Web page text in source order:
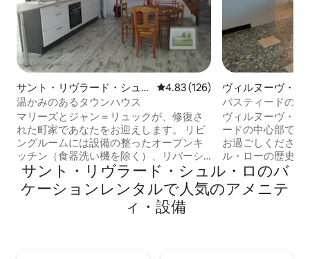
サント・リヴラード・シュ
ル・ロットの一軒家
レビュー126件、5つ星中4.83つ
4.83 (126)
温かみのあるタウンハウス
マリーズとジャン＝リュックが、修復さ
れた町家であなたをお迎えします。 リビ
ングルームには設備の整ったオープンキ
ッチン（食器洗い機を除く）、リバーシ
ブルヒートポンプ、2階にはトイレ付きの
バスルーム1室、1階にはバスルーム1室と
トイレ1室があります。 庭に面した屋根付
きテラス。 3つのベッドルーム：140x200
ヴィルヌーヴ・シ
トのマンション・
バスティードのア
の眺望
ヴィルヌーヴ・シ
ードの中心部で忘
お過ごしください
ル・ローの歴史地
このエレガントで
らは、ロー川の
ーが楽しめます。
サント・リヴラード・シュル・ロのバ
ケーションレンタルで人気のアメニテ
ィ・設備